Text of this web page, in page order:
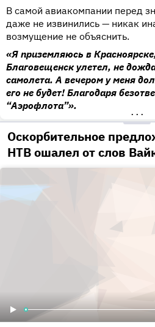
В самой авиакомпании перед
даже не извинились — никак
возмущение не объяснить.
«Я приземляюсь в
Благовещенск улетел, не
самолета. А вечером у меня
его не будет! Благодаря
“Аэрофлота”».
•••
Оскорбительное
НТВ ошалел от слов